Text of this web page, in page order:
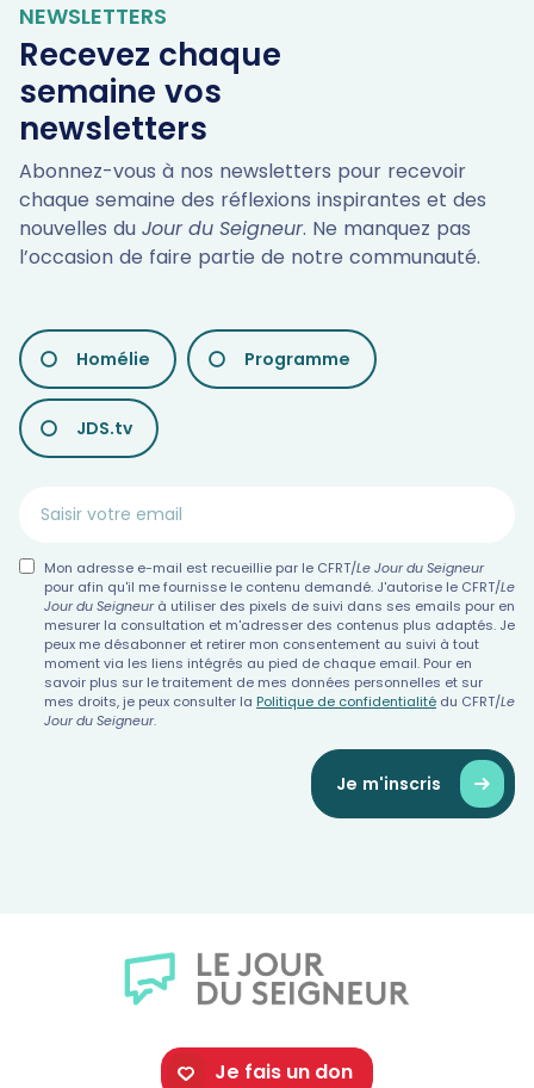
NEWSLETTERS
Recevez chaque
semaine vos
newsletters
Abonnez-vous à nos newsletters pour recevoir
chaque semaine des réflexions inspirantes et des
nouvelles du Jour du Seigneur. Ne manquez pas
l’occasion de faire partie de notre communauté.
LES
DIFFÉRENTES
NEWSLETTERS
Homélie Programme
JDS.tv
Mon adresse e-mail est recueillie par le CFRT/Le Jour du Seigneur
pour afin qu'il me fournisse le contenu demandé. J'autorise le CFRT/Le
Jour du Seigneurà utiliser des pixels de suivi dans ses emails pour en
mesurer la consultation et m'adresser des contenus plus adaptés. Je
peux me désabonner et retirer mon consentement au suivi à tout
moment via les liens intégrés au pied de chaque email. Pour en
savoir plus sur le traitement de mes données personnelles et sur
mes droits, je peux consulter la Politique de confidentialité du CFRT/Le
Jour du Seigneur.
Je m'inscris
Je fais un don